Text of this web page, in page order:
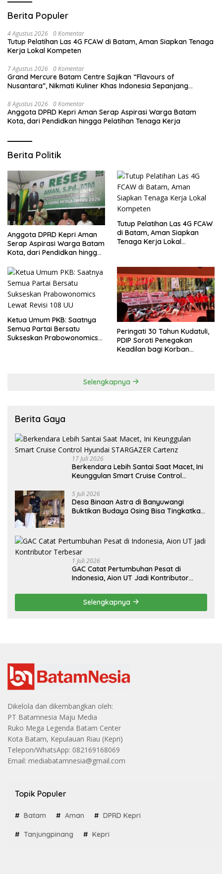
Berita Populer
4 Agustus 2026 0 Komentar
Tutup Pelatihan Las 4G FCAW di Batam, Aman Siapkan Tenaga
Kerja Lokal Kompeten
7 Agustus 2026 0 Komentar
Grand Mercure Batam Centre Sajikan “Flavours of
Nusantara”, Nikmati Kuliner Khas Indonesia Sepanjang
8 Agustus 2026 0 Komentar
Anggota DPRD Kepri Aman Serap Aspirasi Warga Batam
Kota, dari Pendidkan hingga Pelatihan Tenaga Kerja
Berita Politik
Anggota DPRD Kepri Aman
Serap Aspirasi Warga Batam
Kota, dari Pendidkan hingga
Tutup Pelatihan Las 4G FCAW
di Batam, Aman Siapkan
Tenaga Kerja Lokal
Ketua Umum PKB: Saatnya
Semua Partai Bersatu
Sukseskan Prabowonomics
Peringati 30 Tahun Kudatuli,
PDIP Soroti Penegakan
Keadilan bagi Korban
Selengkapnya
Berita Gaya
17 Juli 2026
Berkendara Lebih Santai Saat Macet, Ini
Keunggulan Smart Cruise Control
5 Juli 2026
Desa Binaan Astra di Banyuwangi
Buktikan Budaya Osing Bisa Tingkatkan
1 Juli 2026
GAC Catat Pertumbuhan Pesat di
Indonesia, Aion UT Jadi Kontributor
Selengkapnya
Dikelola dan dikembangkan oleh:
PT Batamnesia Maju Media
Ruko Mega Legenda Batam Center
Kota Batam, Kepulauan Riau (Kepri)
Telepon/WhatsApp: 082169168069
Email: mediabatamnesia@gmail.com
Topik Populer
Batam Aman DPRD Kepri
Tanjungpinang Kepri